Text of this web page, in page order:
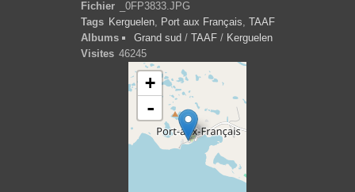
Fichier
_0FP3833.JPG
Tags Kerguelen Port aux Français TAAF
Albums
Grand sud / TAAF / Kerguelen
Visites 46245
+
-